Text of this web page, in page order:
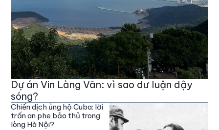
Dự án Vin Làng Vân: vì sao dư luận dậy
sóng?
Chiến dịch ủng hộ Cuba: lời
trấn an phe bảo thủ trong
lòng Hà Nội?